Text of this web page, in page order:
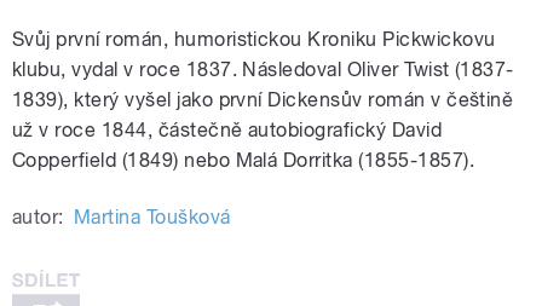
Svůj první román, humoristickou Kroniku Pickwickovu
klubu, vydal v roce 1837. Následoval Oliver Twist (1837-
1839), který vyšel jako první Dickensův román v češtině
už v roce 1844, částečně autobiografický David
Copperfield (1849) nebo Malá Dorritka (1855-1857).
autor: Martina Toušková